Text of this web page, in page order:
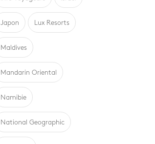
Japon Lux Resorts
Maldives
Mandarin Oriental
Namibie
National Geographic